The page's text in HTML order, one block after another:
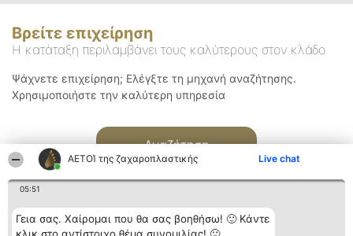
ΑΕΤΟΊ της ζαχαροπλαστικής Live chat
05:51
Γεια σας. Χαίρομαι που θα σας βοηθήσω! 🙂 Κάντε
Βρείτε επιχείρηση
Η κατάταξη περιλαμβάνει τους καλύτερους στον κλάδο
Ψάχνετε επιχείρηση; Ελέγξτε τη μηχανή αναζήτησης.
Χρησιμοποιήστε την καλύτερη υπηρεσία
Αναζήτηση